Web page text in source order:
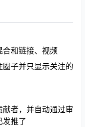
合和链接、视频
子并只显示关注的
者，并自动通过审
推了